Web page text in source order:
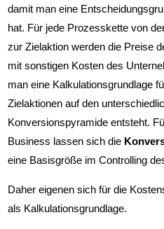
damit man eine
hat. Für jede Prozesskette von
zur Zielaktion werden die Preise
mit sonstigen Kosten des
man eine Kalkulationsgrundlage
Zielaktionen auf den
Konversionspyramide entsteht.
Business lassen sich die
eine Basisgröße im Controlling
Daher eigenen sich für die
als Kalkulationsgrundlage.